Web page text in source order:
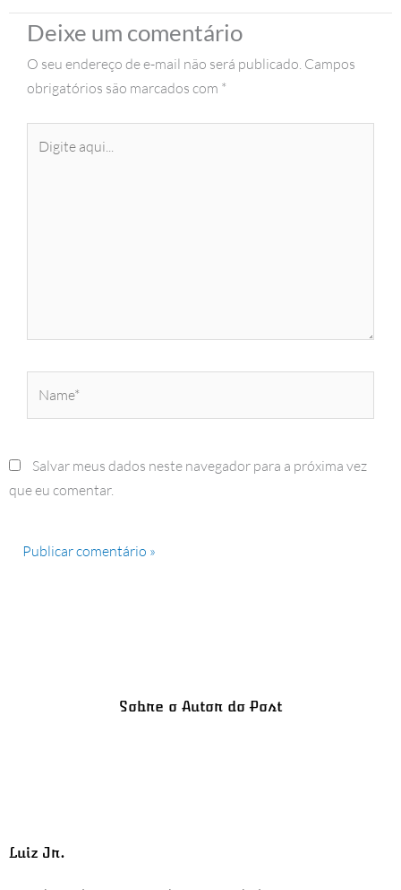
Deixe um comentário
O seu endereço de e-mail não será publicado. Campos
obrigatórios são marcados com *
aqui...
Salvar meus dados neste navegador para a próxima vez
que eu comentar.
Sobre o Autor do Post
Luiz Jr.